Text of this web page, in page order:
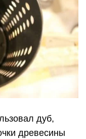
дуб,
древесины